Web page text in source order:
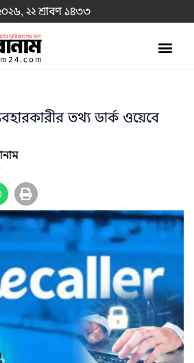
২২ শ্রাবণ ১৪৩৩
তথ্য ডার্ক ওয়েবে